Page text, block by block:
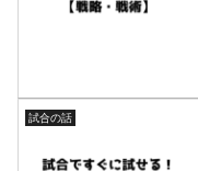
試合の話